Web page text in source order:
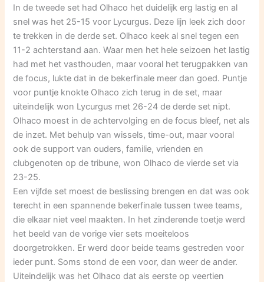
In de tweede set had Olhaco het duidelijk erg lastig en al
snel was het 25-15 voor Lycurgus. Deze lijn leek zich door
te trekken in de derde set. Olhaco keek al snel tegen een
11-2 achterstand aan. Waar men het hele seizoen het lastig
had met het vasthouden, maar vooral het terugpakken van
de focus, lukte dat in de bekerfinale meer dan goed. Puntje
voor puntje knokte Olhaco zich terug in de set, maar
uiteindelijk won Lycurgus met 26-24 de derde set nipt.
Olhaco moest in de achtervolging en de focus bleef, net als
de inzet. Met behulp van wissels, time-out, maar vooral
ook de support van ouders, familie, vrienden en
clubgenoten op de tribune, won Olhaco de vierde set via
23-25.
Een vijfde set moest de beslissing brengen en dat was ook
terecht in een spannende bekerfinale tussen twee teams,
die elkaar niet veel maakten. In het zinderende toetje werd
het beeld van de vorige vier sets moeiteloos
doorgetrokken. Er werd door beide teams gestreden voor
ieder punt. Soms stond de een voor, dan weer de ander.
Uiteindelijk was het Olhaco dat als eerste op veertien